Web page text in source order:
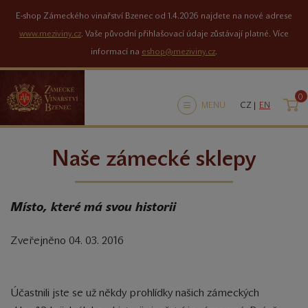
E-shop Zámeckého vinařství Bzenec od 1.4.2026 najdete na nové adrese
www.meziviny.cz. Vaše původní přihlašovací údaje zůstávají platné. Více
informací na eshop@meziviny.cz.
MENU CZ | EN
0
Naše zámecké sklepy
Místo, které má svou historii
Zveřejněno 04. 03. 2016
Účastnili jste se už někdy prohlídky našich zámeckých